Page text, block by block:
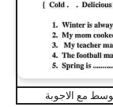
مع الاجوبة